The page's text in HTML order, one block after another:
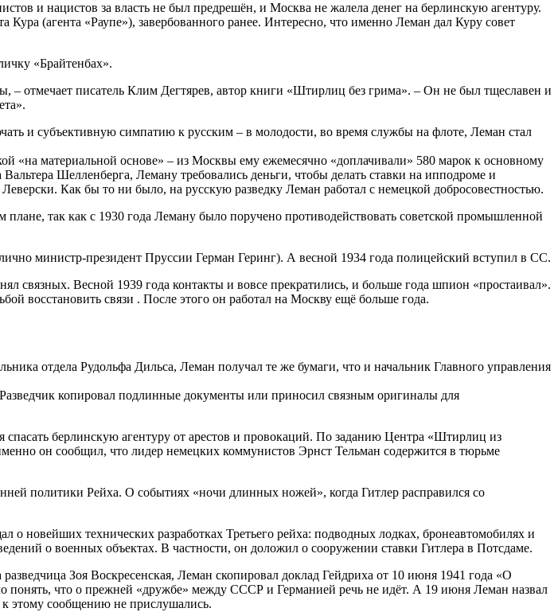
и нацистов за власть не был предрешён, и Москва не жалела денег на берлинскую агентуру.
(агента «Раупе»), завербованного ранее. Интересно, что именно Леман дал Куру совет
«Брайтенбах».
– отмечает писатель Клим Дегтярев, автор книги «Штирлиц без грима». – Он не был тщеславен и
и субъективную симпатию к русским – в молодости, во время службы на флоте, Леман стал
«на материальной основе» – из Москвы ему ежемесячно «доплачивали» 580 марок к основному
Шелленберга, Леману требовались деньги, чтобы делать ставки на ипподроме и
Как бы то ни было, на русскую разведку Леман работал с немецкой добросовестностью.
так как с 1930 года Леману было поручено противодействовать советской промышленной
министр-президент Пруссии Герман Геринг). А весной 1934 года полицейский вступил в СС.
связных. Весной 1939 года контакты и вовсе прекратились, и больше года шпион «простаивал».
восстановить связи . После этого он работал на Москву ещё больше года.
отдела Рудольфа Дильса, Леман получал те же бумаги, что и начальник Главного управления
копировал подлинные документы или приносил связным оригиналы для
берлинскую агентуру от арестов и провокаций. По заданию Центра «Штирлиц из
он сообщил, что лидер немецких коммунистов Эрнст Тельман содержится в тюрьме
политики Рейха. О событиях «ночи длинных ножей», когда Гитлер расправился со
новейших технических разработках Третьего рейха: подводных лодках, бронеавтомобилях и
о военных объектах. В частности, он доложил о сооружении ставки Гитлера в Потсдаме.
Зоя Воскресенская, Леман скопировал доклад Гейдриха от 10 июня 1941 года «О
что о прежней «дружбе» между СССР и Германией речь не идёт. А 19 июня Леман назвал
этому сообщению не прислушались.